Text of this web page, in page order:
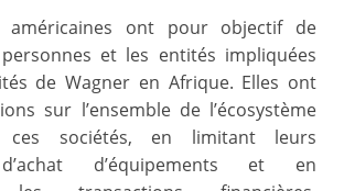
américaines ont pour objectif de
et les entités impliquées
de Wagner en Afrique. Elles ont
sur l’ensemble de l’écosystème
sociétés, en limitant leurs
d’équipements et en